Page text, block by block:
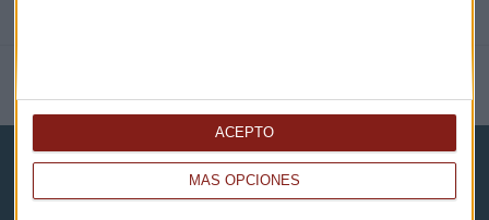
MÁS OPCIONES
ACEPTO
NOTICIAS RELACIONADAS